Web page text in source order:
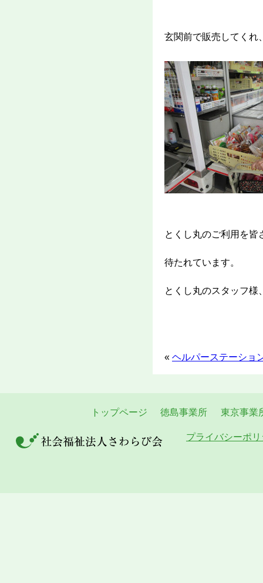
玄関前で販売してくれ
とくし丸のご利用を皆
待たれています。
とくし丸のスタッフ様
« ヘルパーステーショ
トップページ 徳島事業所 東京事業
プライバシーポ